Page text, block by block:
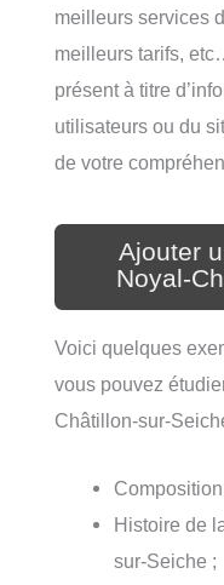
meilleurs services
meilleurs tarifs,
présent à titre
utilisateurs ou du
de votre
Ajouter
Noyal-
Voici quelques
vous pouvez
Châtillon-sur-
Histoire de
sur-Seiche ;